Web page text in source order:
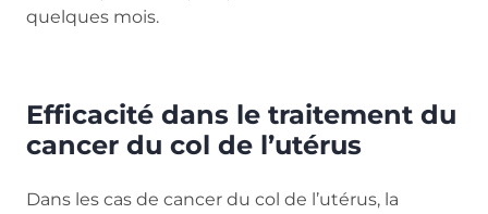
quelques mois.
Efficacité dans le traitement du
cancer du col de l’utérus
Dans les cas de cancer du col de l’utérus, la